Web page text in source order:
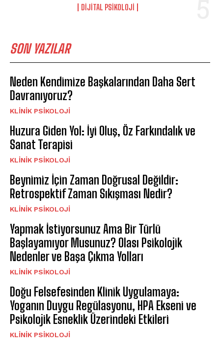
DIJITAL PSIKOLOJI
SON YAZILAR
Neden Kendimize Başkalarından Daha Sert
Davranıyoruz?
KLINIK PSIKOLOJI
Huzura Giden Yol: İyi Oluş, Öz Farkındalık ve
Sanat Terapisi
KLINIK PSIKOLOJI
Beynimiz İçin Zaman Doğrusal Değildir:
Retrospektif Zaman Sıkışması Nedir?
KLINIK PSIKOLOJI
Yapmak İstiyorsunuz Ama Bir Türlü
Başlayamıyor Musunuz? Olası Psikolojik
Nedenler ve Başa Çıkma Yolları
KLINIK PSIKOLOJI
Doğu Felsefesinden Klinik Uygulamaya:
Yoganın Duygu Regülasyonu, HPA Ekseni ve
Psikolojik Esneklik Üzerindeki Etkileri
KLINIK PSIKOLOJI